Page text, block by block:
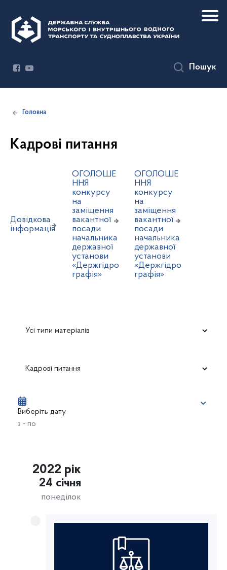
Пошук
Головна
Кадрові питання
Довідкова
інформація
ОГОЛОШЕ
ННЯ
конкурсу
на
заміщення
вакантної
посади
начальника
державної
установи
«Держгідро
графія»
ОГОЛОШЕ
ННЯ
конкурсу
на
заміщення
вакантної
посади
начальника
державної
установи
«Держгідро
графія»
Виберіть дату
з - по
2022 рік
24 січня
понеділок